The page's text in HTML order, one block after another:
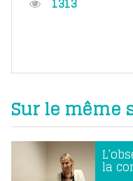
Sur le même
la